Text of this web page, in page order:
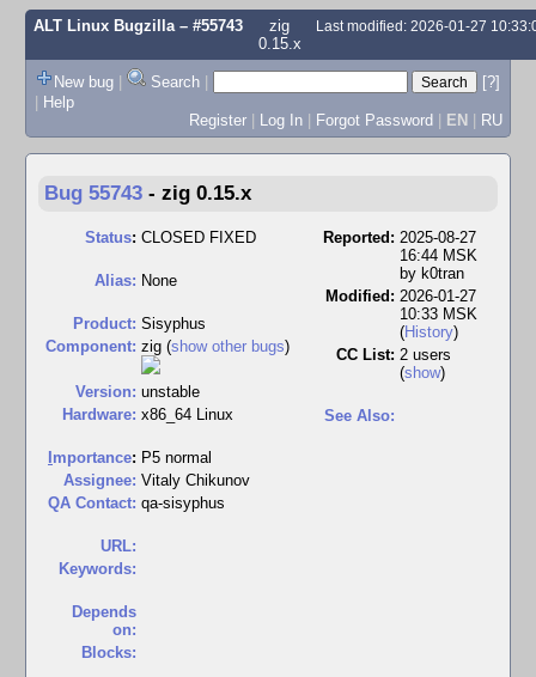
ALT Linux Bugzilla– #55743
zig
0.15.x
Last modified: 2026-01-27
New bug | Search |
[?]
| Help
Register | Log In | Forgot Password | EN | RU
Bug 55743 - zig 0.15.x
Status: CLOSED FIXED
Alias: None
Product: Sisyphus
Component: zig (show other bugs)
Version: unstable
Hardware: x86_64 Linux
mportance: P5 normal
Assignee: Vitaly Chikunov
QA Contact: qa-sisyphus
URL:
Keywords:
Depends
on:
Blocks:
Reported: 2025-08-27
16:44 MSK
by k0tran
Modified: 2026-01-27
10:33 MSK
(History)
CC List: 2 users
(show)
See Also: